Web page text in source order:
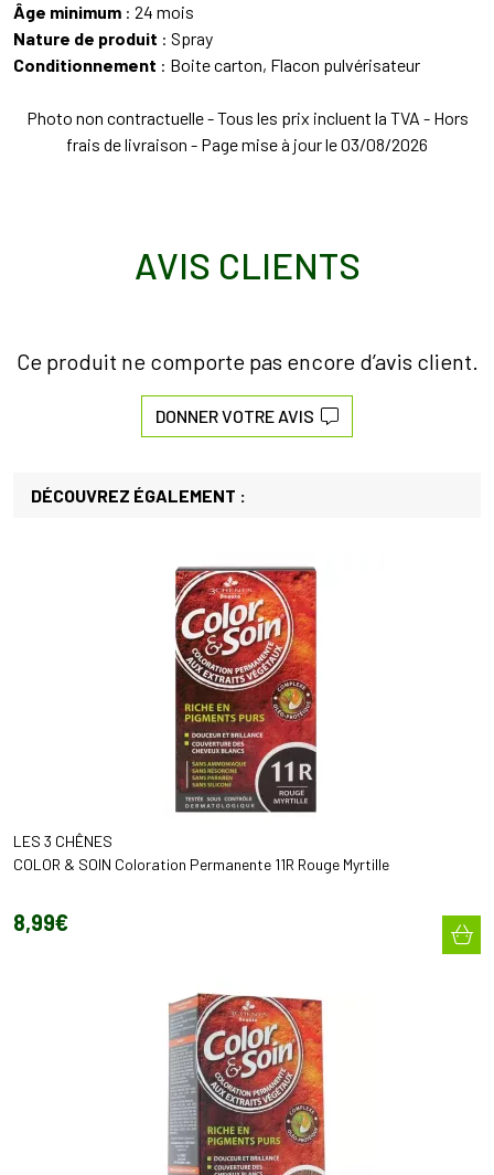
Âge minimum : 24 mois
Nature de produit : Spray
Conditionnement : Boite carton, Flacon pulvérisateur
Photo non contractuelle - Tous les prix incluent la TVA - Hors
frais de livraison - Page mise à jour le 03/08/2026
AVIS CLIENTS
Ce produit ne comporte pas encore d’avis client.
DONNER VOTRE AVIS
DÉCOUVREZ ÉGALEMENT :
LES 3 CHÊNES
COLOR & SOIN Coloration Permanente 11R Rouge Myrtille
8,99€